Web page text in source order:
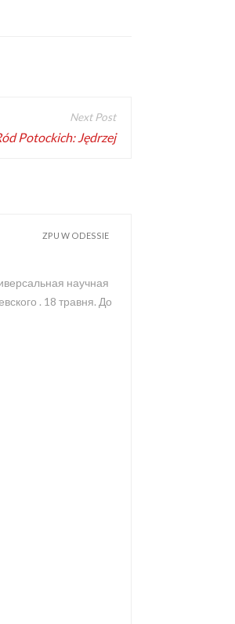
Potockich: Jędrzej
ZPU W ODESSIE
научная
. 18 травня. До